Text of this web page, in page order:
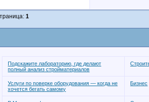
1
Подскажите лабораторию, где делают
полный анализ стройматериалов
Услуги по поверке оборудования — когда не
хочется бегать самому
Бизнес